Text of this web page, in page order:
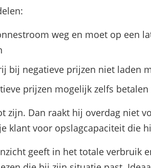
weg en moet op een
bij negatieve prijzen niet laden
prijzen mogelijk zelfs
zijn. Dan raakt hij overdag niet
klant voor opslagcapaciteit die
geeft in het totale verbruik